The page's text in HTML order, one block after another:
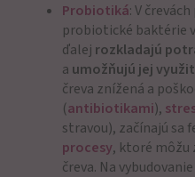
Probiotiká: V
probiotické baktérie
ďalej rozkladajú
a umožňujú jej
čreva znížená a
(antibiotikami),
stravou), začínajú sa
procesy, ktoré
čreva. Na